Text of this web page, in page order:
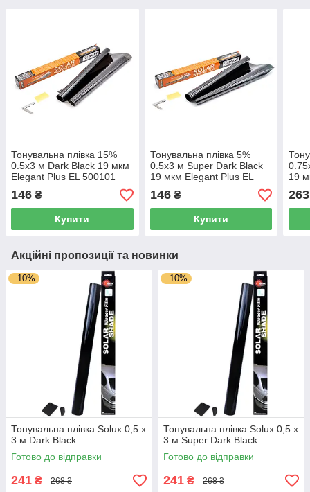
Тонувальна плівка 15%
0.5х3 м Dark Black 19 мкм
Elegant Plus EL 500101
146 ₴
Купити
Тонувальна плівка 5%
0.5х3 м Super Dark Black
19 мкм Elegant Plus EL
146₴
Купити
19
263
Акційні пропозиції та новинки
–10%
Тонувальна плівка Solux 0,5 х
3 м Dark Black
Готово до відправки
241 ₴ 268 ₴
–10%
Тонувальна плівка Solux 0,5 х
3 м Super Dark Black
Готово до відправки
241 ₴ 268 ₴